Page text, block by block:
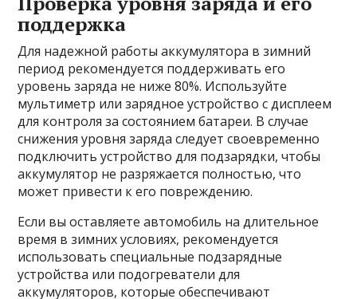
поддержка
Для надежной работы аккумулятора в зимний
период рекомендуется поддерживать его
уровень заряда не ниже 80%. Используйте
мультиметр или зарядное устройство с дисплеем
для контроля за состоянием батареи. В случае
снижения уровня заряда следует своевременно
подключить устройство для подзарядки, чтобы
аккумулятор не разряжается полностью, что
может привести к его повреждению.
Если вы оставляете автомобиль на длительное
время в зимних условиях, рекомендуется
использовать специальные подзарядные
устройства или подогреватели для
аккумуляторов, которые обеспечивают